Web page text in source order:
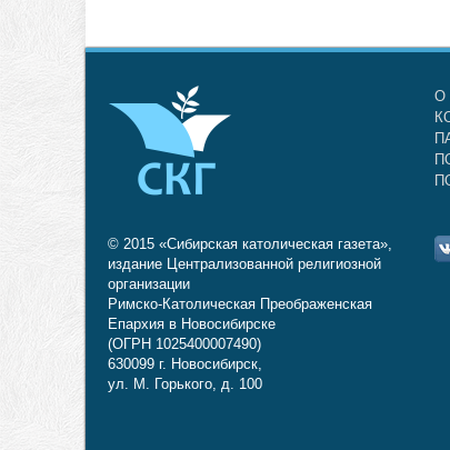
© 2015 «Сибирская католическая газета»,
издание Централизованной религиозной
организации
Римско-Католическая Преображенская
Епархия в Новосибирске
(ОГРН 1025400007490)
630099 г. Новосибирск,
ул. М. Горького, д. 100
О